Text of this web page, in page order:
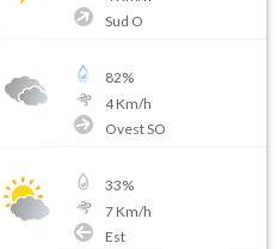
Sud O
82%
4Km/h
Ovest SO
33%
7Km/h
Est